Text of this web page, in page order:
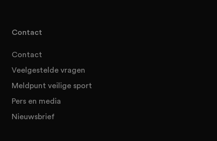
Contact
Contact
Veelgestelde vragen
Meldpunt veilige sport
Pers en media
Nieuwsbrief